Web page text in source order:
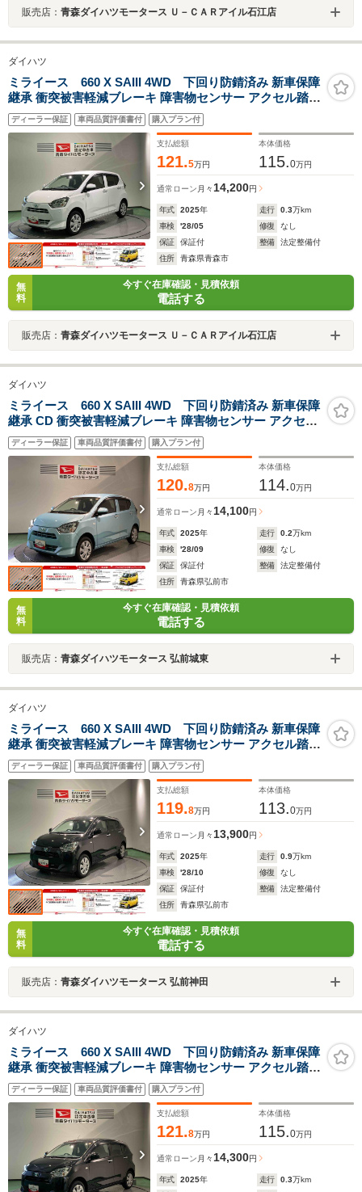
販売店： 青森ダイハツモータース Ｕ－ＣＡＲアイル石江店
ダイハツ
ミライース 660 X SAIII 4WD 下回り防錆済み 新車保障
継承 衝突被害軽減ブレーキ 障害物センサー アクセル踏み
間違い防止装置
ディーラー保証 車両品質評価書付 購入プラン付
支払総額
121.5万円
本体価格
115.0万円
通常ローン 月々14,200円
年式 2025年 走行 0.3万km
車検
'28/05 修復
なし
保証
保証付 整備
法定整備付
住所
青森県青森市
無
料
今すぐ在庫確認・見積依頼
電話する
販売店： 青森ダイハツモータース Ｕ－ＣＡＲアイル石江店
ダイハツ
ミライース 660 X SAIII 4WD 下回り防錆済み 新車保障
継承 CD 衝突被害軽減ブレーキ 障害物センサー アクセル
踏み間違い防止装置
ディーラー保証 車両品質評価書付 購入プラン付
支払総額
120.8万円
本体価格
114.0万円
通常ローン 月々 14,100円
年式 2025年 走行 0.2万km
車検
'28/09 修復
なし
保証
保証付 整備
法定整備付
住所
青森県弘前市
無
料
今すぐ在庫確認・見積依頼
電話する
販売店： 青森ダイハツモータース 弘前城東
ダイハツ
ミライース 660 X SAIII 4WD 下回り防錆済み 新車保障
継承 衝突被害軽減ブレーキ 障害物センサー アクセル踏み
間違い防止装置
ディーラー保証 車両品質評価書付 購入プラン付
支払総額
119.8万円
本体価格
113.0万円
通常ローン 月々 13,900円
年式 2025年 走行 0.9万km
車検
'28/10 修復
なし
保証
保証付 整備
法定整備付
住所
青森県弘前市
無
料
今すぐ在庫確認・見積依頼
電話する
販売店： 青森ダイハツモータース 弘前神田
ダイハツ
ミライース 660 X SAIII 4WD 下回り防錆済み 新車保障
継承 衝突被害軽減ブレーキ 障害物センサー アクセル踏み
間違い防止装置
ディーラー保証 車両品質評価書付 購入プラン付
支払総額
121.8万円
本体価格
115.0万円
通常ローン 月々 14,300円
年式 2025年 走行 0.3万km